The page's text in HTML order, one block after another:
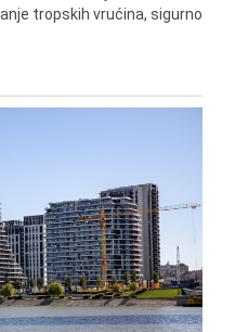
tropskih vrućina, sigurno